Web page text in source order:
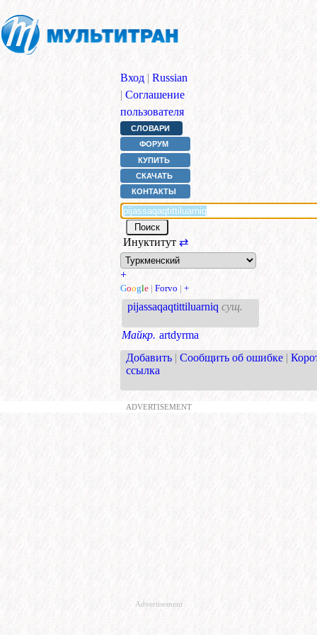
Вход | Russian
| Соглашение
пользователя
СЛОВАРИ
ФОРУМ
КУПИТЬ
СКАЧАТЬ
КОНТАКТЫ
Инуктитут ⇄
+
Google | Forvo | +
pijassaqaqtittiluarniq сущ.
Майкр. artdyrma
Добавить | Сообщить об ошибке |
ссылка
ADVERTISEMENT
Advertisement